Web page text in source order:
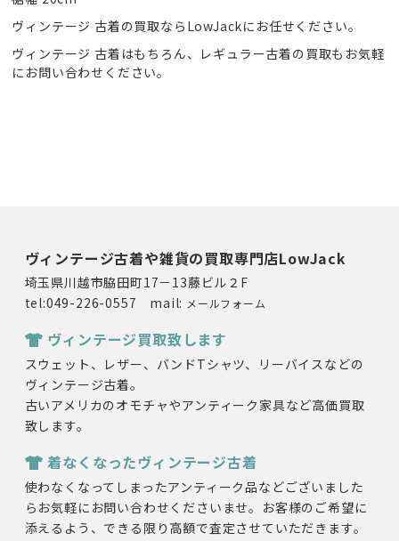
ヴィンテージ 古着の買取ならLowJackにお任せください。
ヴィンテージ 古着はもちろん、レギュラー古着の買取もお気軽
にお問い合わせください。
ヴィンテージ古着や雑貨の買取専門店LowJack
埼玉県川越市脇田町17－13藤ビル２F
tel:049-226-0557 mail: メールフォーム
ヴィンテージ買取致します
スウェット、レザー、バンドTシャツ、リーバイスなどの
ヴィンテージ古着。
古いアメリカのオモチャやアンティーク家具など高価買取
致します。
着なくなったヴィンテージ古着
使わなくなってしまったアンティーク品などございました
らお気軽にお問い合わせくださいませ。お客様のご希望に
添えるよう、できる限り高額で査定させていただきます。